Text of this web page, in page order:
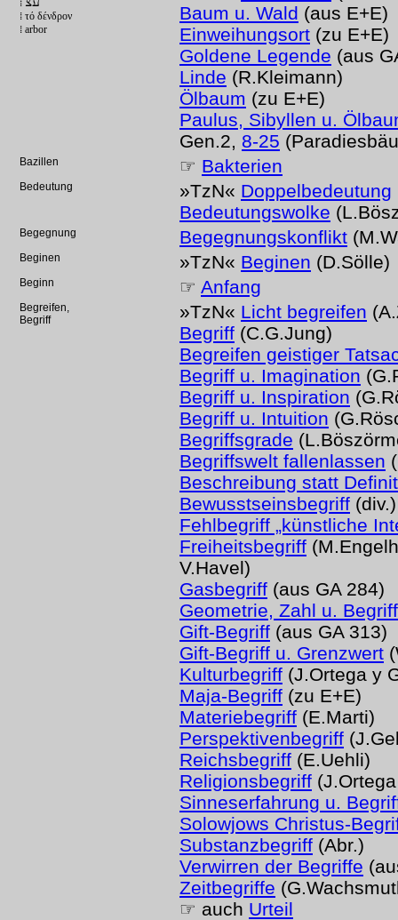
⁞
⁞ τό δένδρον
⁞ arbor
Baum u. Wald (aus E+E)
Einweihungsort (zu E+E)
Goldene Legende (aus
Linde (R.Kleimann)
Ölbaum (zu E+E)
Paulus, Sibyllen u.
Gen.2, 8-25
Bazillen ☞ Bakterien
Bedeutung »TzN« Doppelbedeutung
Bedeutungswolke
Begegnung Begegnungskonflikt
Beginen »TzN« Beginen (D.Sölle)
Beginn ☞ Anfang
Begreifen,
Begriff
»TzN« Licht begreifen
Begriff (C.G.Jung)
Begreifen geistiger
Begriff u. Imagination
Begriff u. Inspiration
Begriff u. Intuition
Begriffsgrade
Begriffswelt fallenlassen
Beschreibung statt
Bewusstseinsbegriff (div.)
Fehlbegriff „künstliche
Freiheitsbegriff
V.Havel)
Gasbegriff (aus GA 284)
Geometrie, Zahl u. Begriff
Gift-Begriff (aus GA 313)
Gift-Begriff u. Grenzwert
Kulturbegriff (J.Ortega y
Maja-Begriff (zu E+E)
Materiebegriff (E.Marti)
Perspektivenbegriff
Reichsbegriff (E.Uehli)
Religionsbegriff
Sinneserfahrung u.
Solowjows Christus-
Substanzbegriff (Abr.)
Verwirren der Begriffe
Zeitbegriffe
☞ auch Urteil